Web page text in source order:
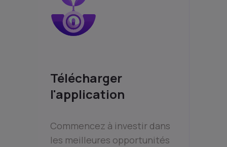
Télécharger
l'application
Commencez à investir dans
les meilleures opportunités